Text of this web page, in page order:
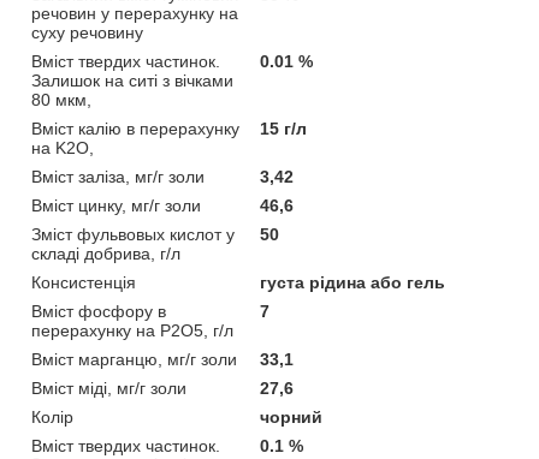
речовин у перерахунку на
суху речовину
Вміст твердих частинок.
Залишок на ситі з вічками
80 мкм,
0.01 %
Вміст калію в перерахунку
на K2O,
15 г/л
Вміст заліза, мг/г золи
3,42
Вміст цинку, мг/г золи
46,6
Зміст фульвовых кислот у
складі добрива, г/л
50
Консистенція
густа рідина або гель
Вміст фосфору в
перерахунку на P2O5, г/л
7
Вміст марганцю, мг/г золи
33,1
Вміст міді, мг/г золи
27,6
Колір
чорний
Вміст твердих частинок.
0.1 %